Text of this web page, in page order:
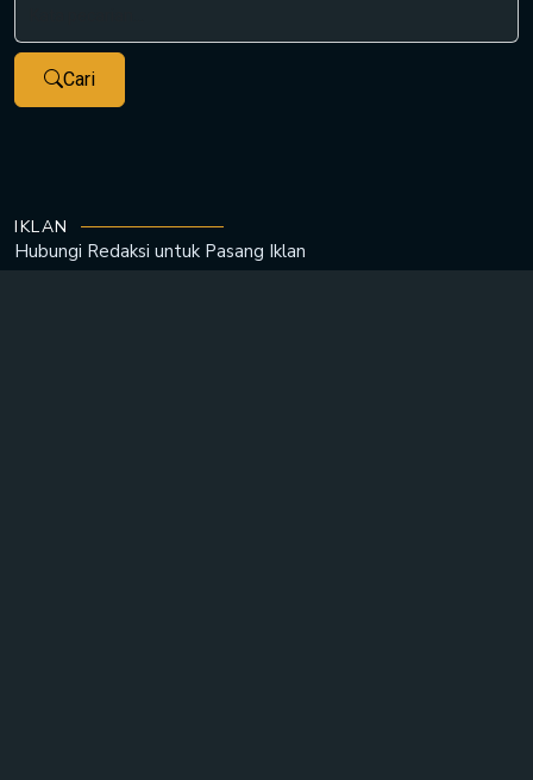
Cari
IKLAN
Hubungi Redaksi untuk Pasang Iklan